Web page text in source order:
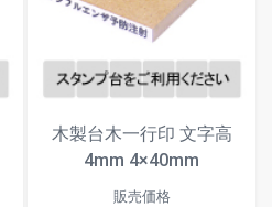
木製台木一行印 文字高
4mm 4×40mm
販売価格